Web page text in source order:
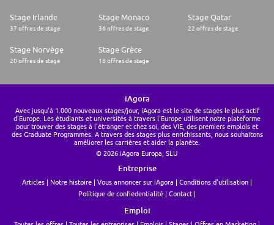
Stage Irlande
37 offres de stage
Stage Monaco
36 offres de stage
Stage Qatar
22 offres de stage
Stage Norvège
20 offres de stage
Stage Grèce
18 offres de stage
iAgora
Avec jusqu'à 1.000 nouveaux stages/jour, iAgora est le site de stages le plus actif
d'Europe. Les étudiants et universités à travers l'Europe utilisent notre plateforme
pour trouver des stages à l'étranger et chez soi, des VIE, des premiers emplois et
des Graduate Programmes. A travers des stages plus enrichissants, nous souhaitons
améliorer les carrières et aider la planète.
© 2026 iAgora Europa, SLU
Entreprise
Articles Notre histoire Vous annoncer sur iAgora
Conditions d'utilisation
Politique de confiedentialité
Contact
Emploi